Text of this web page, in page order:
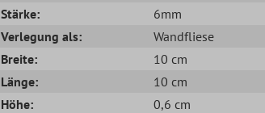
Stärke:
6mm
Verlegung als:
Wandfliese
Breite:
10 cm
Länge:
10 cm
Höhe:
0,6 cm